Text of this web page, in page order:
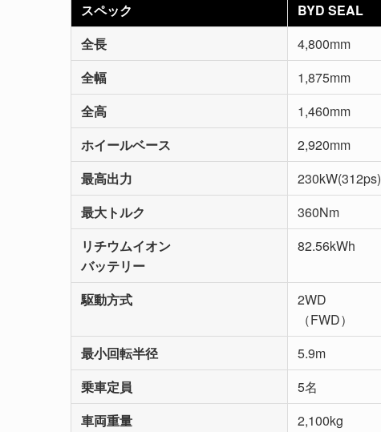
スペック BYD SEAL
全長
4,800mm
全幅
1,875mm
全高
1,460mm
ホイールベース
2,920mm
最高出力
230kW(312ps)
最大トルク
360Nm
リチウムイオン
バッテリー
82.56kWh
駆動方式
2WD
（FWD）
最小回転半径
5.9m
乗車定員
5名
車両重量
2,100kg